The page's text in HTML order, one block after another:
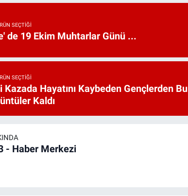
SEÇTIĞI
de 19 Ekim Muhtarlar Günü ...
SEÇTIĞI
Kazada Hayatını Kaybeden Gençlerden Bu
Kaldı
- Haber Merkezi